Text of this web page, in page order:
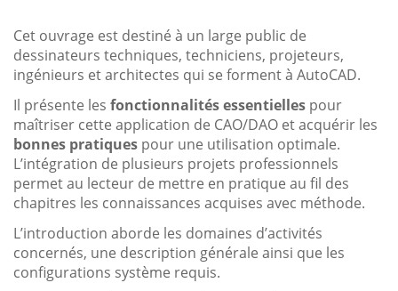
Cet ouvrage est destiné à un large public de
dessinateurs techniques, techniciens, projeteurs,
ingénieurs et architectes qui se forment à AutoCAD.
Il présente les fonctionnalités essentielles pour
maîtriser cette application de CAO/DAO et acquérir les
bonnes pratiques pour une utilisation optimale.
L’intégration de plusieurs projets professionnels
permet au lecteur de mettre en pratique au fil des
chapitres les connaissances acquises avec méthode.
L’introduction aborde les domaines d’activités
concernés, une description générale ainsi que les
configurations système requis.